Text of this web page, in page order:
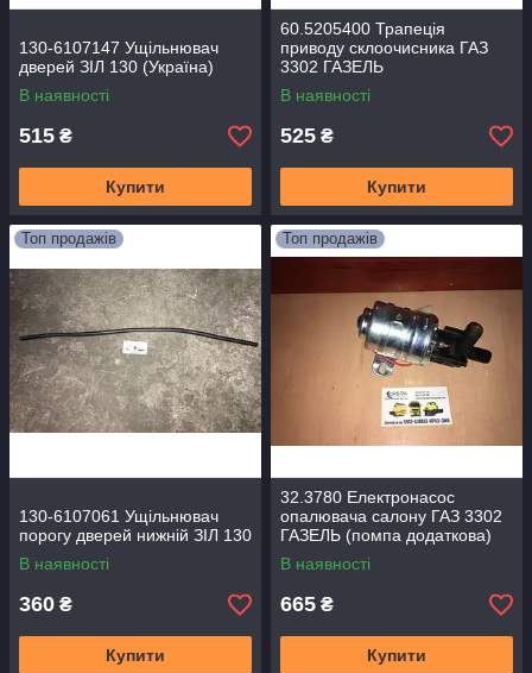
130-6107147 Ущільнювач
дверей ЗІЛ 130 (Україна)
В наявності
515 ₴
Купити
60.5205400 Трапеція
приводу склоочисника ГАЗ
3302 ГАЗЕЛЬ
В наявності
525 ₴
Купити
Топ продажів
130-6107061 Ущільнювач
порогу дверей нижній ЗІЛ 130
В наявності
360 ₴
Купити
Топ продажів
32.3780 Електронасос
опалювача салону ГАЗ 3302
ГАЗЕЛЬ (помпа додаткова)
(D=16 мм) 32.3780000-01
В наявності
665 ₴
Купити